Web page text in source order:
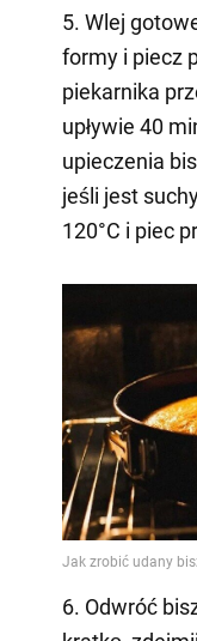
5. Wlej
formy i piecz
piekarnika
upływie 40
upieczenia
jeśli jest
120°C i piec
6. Odwróć